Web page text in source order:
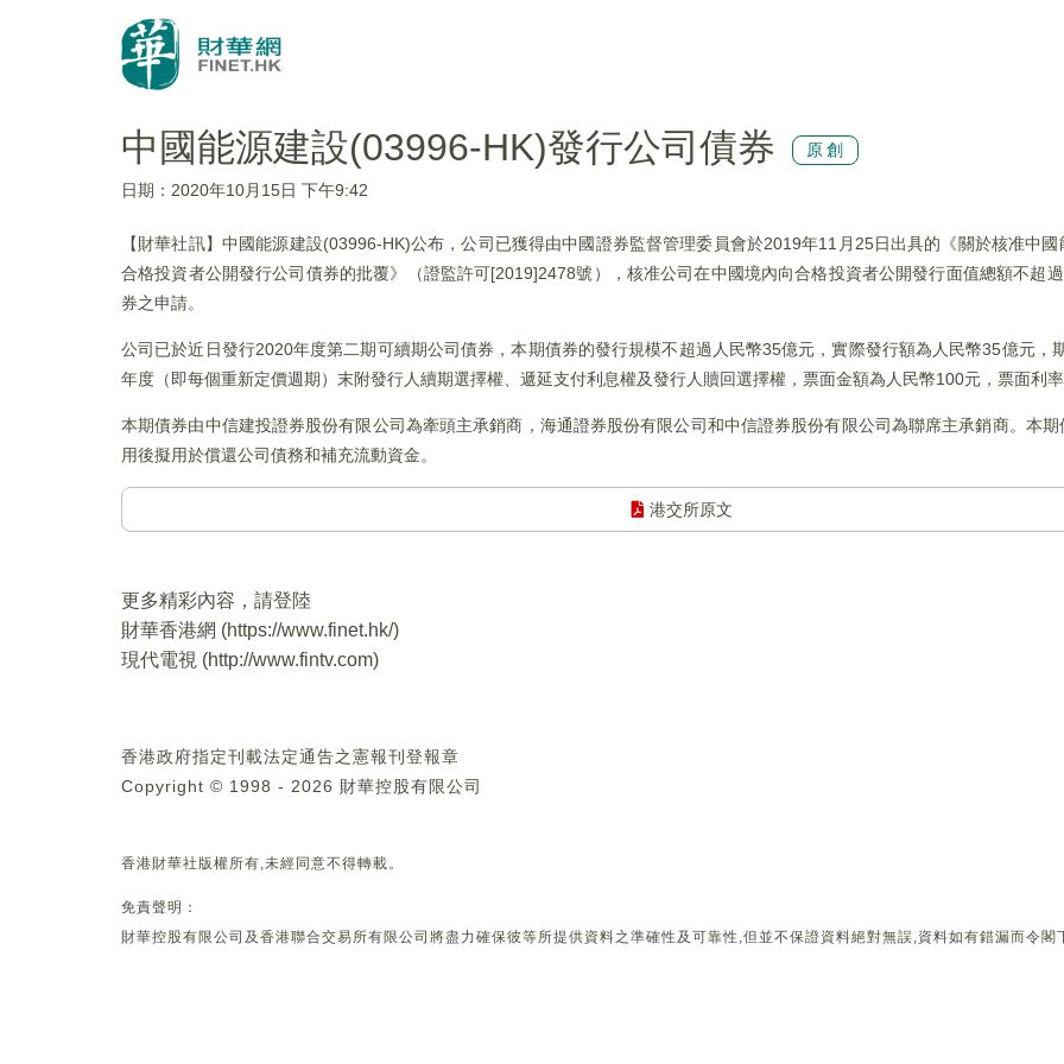
中國能源建設(03996-HK)發行公司債券 原創
日期：2020年10月15日 下午9:42
【財華社訊】中國能源建設(03996-HK)公布，公司已獲得由中國證券監督管理委員會於2019年11月25日出具的《關於核准中
合格投資者公開發行公司債券的批覆》（證監許可[2019]2478號），核准公司在中國境內向合格投資者公開發行面值總額不超
券之申請。
公司已於近日發行2020年度第二期可續期公司債券，本期債券的發行規模不超過人民幣35億元，實際發行額為人民幣35億元，
年度（即每個重新定價週期）末附發行人續期選擇權、遞延支付利息權及發行人贖回選擇權，票面金額為人民幣100元，票面利率
本期債券由中信建投證券股份有限公司為牽頭主承銷商，海通證券股份有限公司和中信證券股份有限公司為聯席主承銷商。本
用後擬用於償還公司債務和補充流動資金。
港交所原文
更多精彩內容，請登陸
財華香港網 (https://www.finet.hk/)
現代電視 (http://www.fintv.com)
香港政府指定刊載法定通告之憲報刊登報章
Copyright © 1998 - 2026 財華控股有限公司
香港財華社版權所有,未經同意不得轉載。
免責聲明：
財華控股有限公司及香港聯合交易所有限公司將盡力確保彼等所提供資料之準確性及可靠性,但並不保證資料絕對無誤,資料如有錯漏而令閣